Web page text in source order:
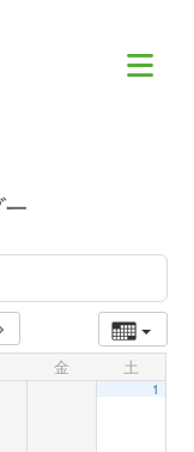
金 土
1